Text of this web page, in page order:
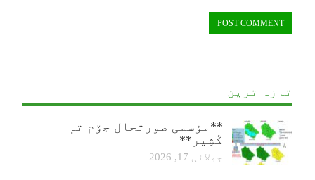
تازہ ترین
**مؤسمی صورتحال جۆم تہٕ
کٔشِیر**
جولائی 17, 2026